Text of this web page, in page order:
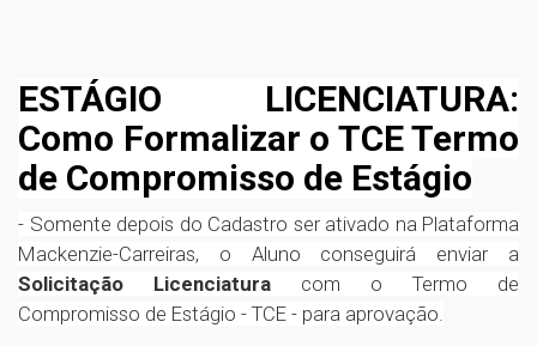
ESTÁGIO LICENCIATURA:
Como Formalizar o TCE Termo
de Compromisso de Estágio
- Somente depois do Cadastro ser ativado na Plataforma
Mackenzie-Carreiras, o Aluno conseguirá enviar a
Solicitação Licenciatura com o Termo de
Compromisso de Estágio - TCE - para aprovação.